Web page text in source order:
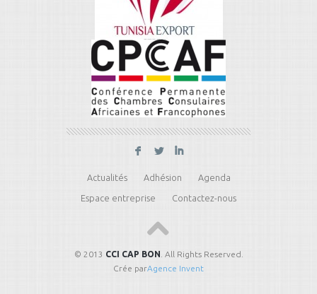
F L I
Actualités Adhésion Agenda
Espace entreprise Contactez-nous
© 2013 CCI CAP BON
. All Rights Reserved.
Crée parAgence Invent